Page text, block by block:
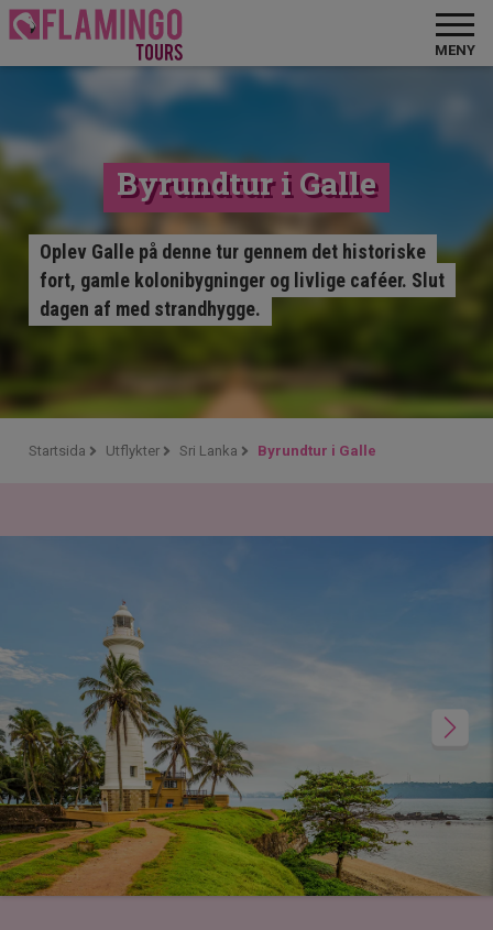
MENY
Byrundtur i Galle
Oplev Galle på denne tur gennem det historiske
fort, gamle kolonibygninger og livlige caféer. Slut
dagen af med strandhygge.
Startsida Utflykter Sri Lanka Byrundtur i Galle